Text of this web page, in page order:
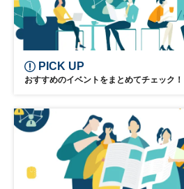
PICK UP
おすすめのイベントをまとめてチェック！